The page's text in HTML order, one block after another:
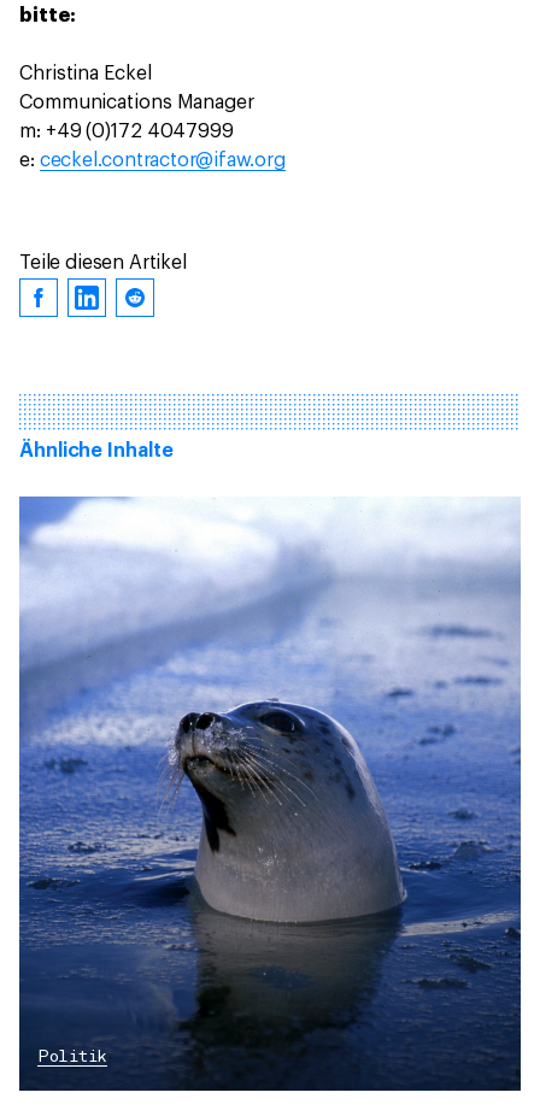
bitte:
Christina Eckel
Communications Manager
m: +49 (0)172 4047999
e: ceckel.contractor@ifaw.org
Teile diesen Artikel
Ähnliche Inhalte
Politik